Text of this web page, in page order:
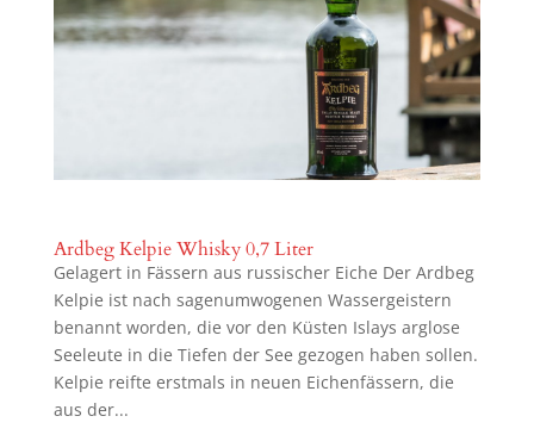
Ardbeg Kelpie Whisky 0,7 Liter
Gelagert in Fässern aus russischer Eiche Der Ardbeg
Kelpie ist nach sagenumwogenen Wassergeistern
benannt worden, die vor den Küsten Islays arglose
Seeleute in die Tiefen der See gezogen haben sollen.
Kelpie reifte erstmals in neuen Eichenfässern, die
aus der...